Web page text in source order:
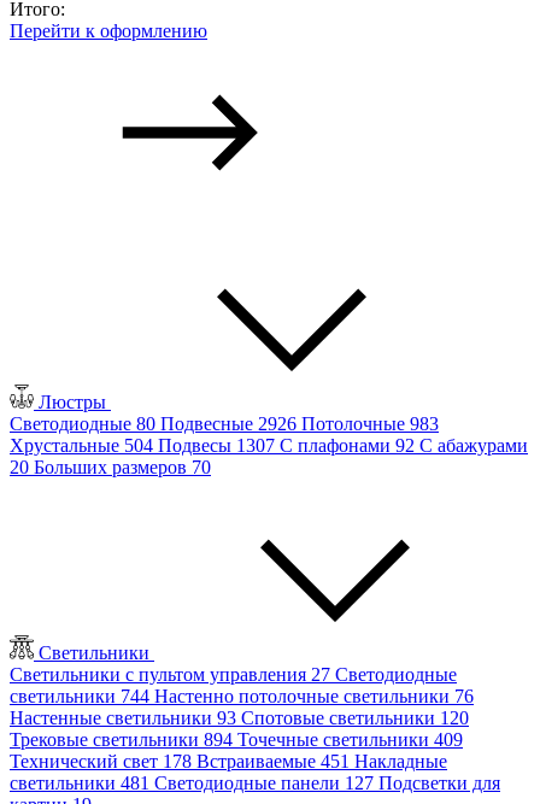
Итого:
Перейти к оформлению
Люстры
Светодиодные 80 Подвесные 2926 Потолочные 983
Хрустальные 504 Подвесы 1307 С плафонами 92 С абажурами
20 Больших размеров 70
Светильники
Светильники с пультом управления 27 Светодиодные
светильники 744 Настенно потолочные светильники 76
Настенные светильники 93 Спотовые светильники 120
Трековые светильники 894 Точечные светильники 409
Технический свет 178 Встраиваемые 451 Накладные
светильники 481 Светодиодные панели 127 Подсветки для